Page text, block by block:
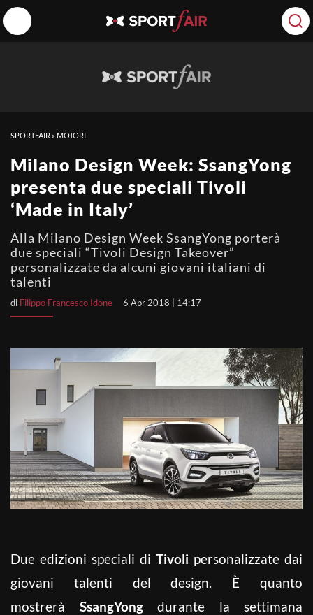
SPORTFAIR » MOTORI
Milano Design Week: SsangYong
presenta due speciali Tivoli
‘Made in Italy’
Alla Milano Design Week SsangYong porterà
due speciali “Tivoli Design Takeover”
personalizzate da alcuni giovani italiani di
talenti
di Filippo Francesco Idone 6 Apr 2018 | 14:17
Due edizioni speciali di Tivoli personalizzate dai
giovani talenti del design. È quanto
mostrerà SsangYongdurante la settimana